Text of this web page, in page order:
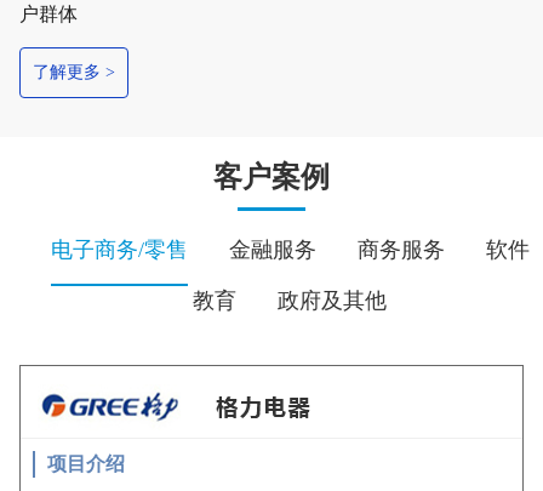
户群体
了解更多 >
客户案例
电子商务/零售 金融服务 商务服务 软件
教育 政府及其他
项目介绍